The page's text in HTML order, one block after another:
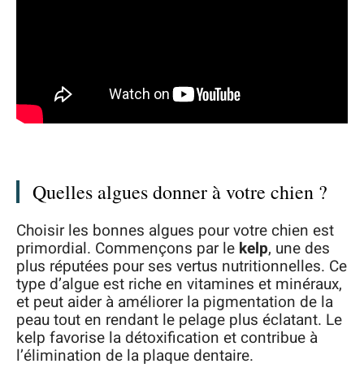
Quelles algues donner à votre chien ?
Choisir les bonnes algues pour votre chien est
primordial. Commençons par le kelp, une des
plus réputées pour ses vertus nutritionnelles. Ce
type d’algue est riche en vitamines et minéraux,
et peut aider à améliorer la pigmentation de la
peau tout en rendant le pelage plus éclatant. Le
kelp favorise la détoxification et contribue à
l’élimination de la plaque dentaire.